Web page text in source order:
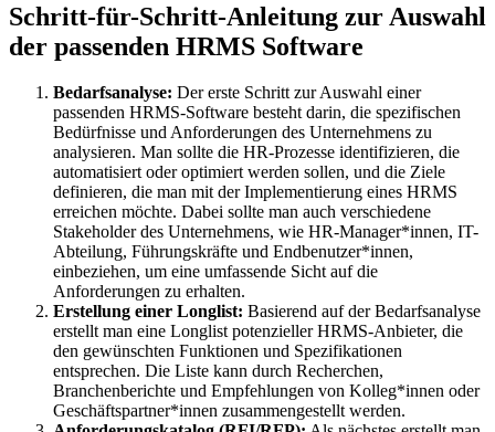
Schritt-für-Schritt-Anleitung zur Auswahl
der passenden HRMS Software
Bedarfsanalyse: Der erste Schritt zur Auswahl einer
passenden HRMS-Software besteht darin, die spezifischen
Bedürfnisse und Anforderungen des Unternehmens zu
analysieren. Man sollte die HR-Prozesse identifizieren, die
automatisiert oder optimiert werden sollen, und die Ziele
definieren, die man mit der Implementierung eines HRMS
erreichen möchte. Dabei sollte man auch verschiedene
Stakeholder des Unternehmens, wie HR-Manager*innen, IT-
Abteilung, Führungskräfte und Endbenutzer*innen,
einbeziehen, um eine umfassende Sicht auf die
Anforderungen zu erhalten.
Erstellung einer Longlist: Basierend auf der Bedarfsanalyse
erstellt man eine Longlist potenzieller HRMS-Anbieter, die
den gewünschten Funktionen und Spezifikationen
entsprechen. Die Liste kann durch Recherchen,
Branchenberichte und Empfehlungen von Kolleg*innen oder
Geschäftspartner*innen zusammengestellt werden.